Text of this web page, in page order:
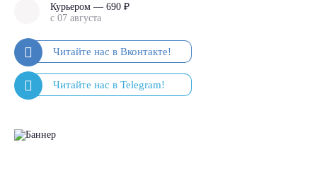
Курьером — 690 ₽
с 07 августа